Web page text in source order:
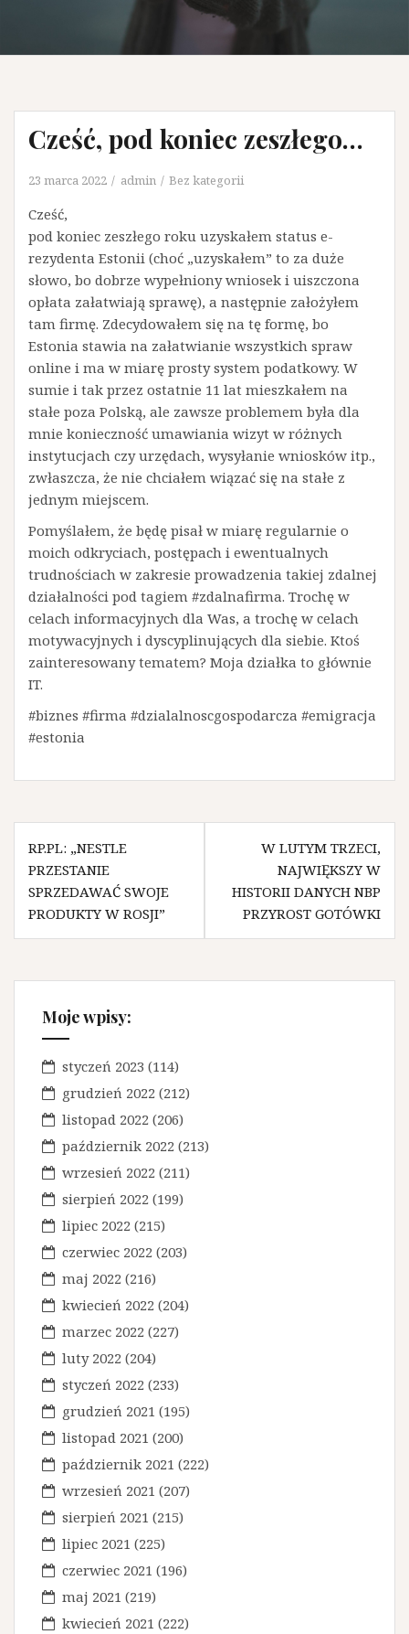
Cześć, pod koniec zeszłego…
23 marca 2022 admin Bez kategorii
Cześć,
pod koniec zeszłego roku uzyskałem status e-
rezydenta Estonii (choć „uzyskałem” to za duże
słowo, bo dobrze wypełniony wniosek i uiszczona
opłata załatwiają sprawę), a następnie założyłem
tam firmę. Zdecydowałem się na tę formę, bo
Estonia stawia na załatwianie wszystkich spraw
online i ma w miarę prosty system podatkowy. W
sumie i tak przez ostatnie 11 lat mieszkałem na
stałe poza Polską, ale zawsze problemem była dla
mnie konieczność umawiania wizyt w różnych
instytucjach czy urzędach, wysyłanie wniosków itp.,
zwłaszcza, że nie chciałem wiązać się na stałe z
jednym miejscem.
Pomyślałem, że będę pisał w miarę regularnie o
moich odkryciach, postępach i ewentualnych
trudnościach w zakresie prowadzenia takiej zdalnej
działalności pod tagiem #zdalnafirma. Trochę w
celach informacyjnych dla Was, a trochę w celach
motywacyjnych i dyscyplinujących dla siebie. Ktoś
zainteresowany tematem? Moja działka to głównie
IT.
#biznes #firma #dzialalnoscgospodarcza #emigracja
#estonia
N
w
i
g
RP.PL: „NESTLE
PRZESTANIE
SPRZEDAWAĆ SWOJE
PRODUKTY W ROSJI”
W LUTYM TRZECI,
NAJWIĘKSZY W
HISTORII DANYCH NBP
PRZYROST GOTÓWKI
Moje wpisy:
styczeń 2023 (114)
grudzień 2022 (212)
listopad 2022 (206)
październik 2022 (213)
wrzesień 2022 (211)
sierpień 2022 (199)
lipiec 2022 (215)
czerwiec 2022 (203)
maj 2022 (216)
kwiecień 2022 (204)
marzec 2022 (227)
luty 2022 (204)
styczeń 2022 (233)
grudzień 2021 (195)
listopad 2021 (200)
październik 2021 (222)
wrzesień 2021 (207)
sierpień 2021 (215)
lipiec 2021 (225)
czerwiec 2021 (196)
maj 2021 (219)
kwiecień 2021 (222)